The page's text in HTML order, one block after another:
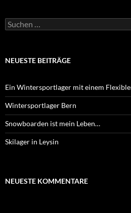
Suchen
nach:
NEUESTE BEITRÄGE
Ein Wintersportlager mit einem
Wintersportlager Bern
Snowboarden ist mein Leben…
Skilager in Leysin
NEUESTE KOMMENTARE